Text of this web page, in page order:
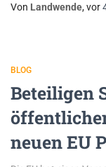
Von Landwende, vor
BLOG
Beteiligen
neuen EU